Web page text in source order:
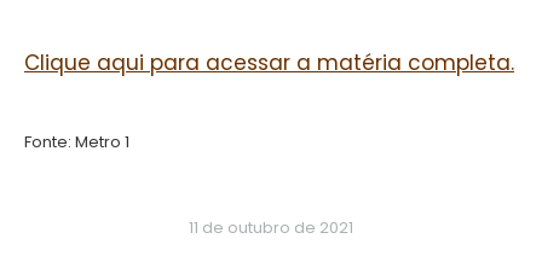
Clique aqui para acessar a matéria completa.
Fonte: Metro 1
11 de outubro de 2021